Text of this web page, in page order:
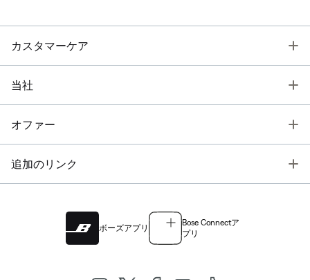
カスタマーケア
当社
オファー
追加のリンク
ボーズアプリ
Bose Connectア
プリ